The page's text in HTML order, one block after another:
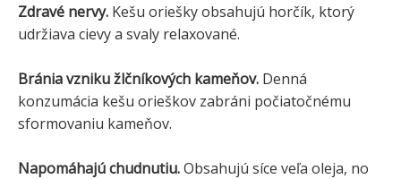
Zdravé nervy. Kešu oriešky obsahujú horčík, ktorý
udržiava cievy a svaly relaxované.
Bránia vzniku žlčníkových kameňov. Denná
konzumácia kešu orieškov zabráni počiatočnému
sformovaniu kameňov.
Napomáhajú chudnutiu.Obsahujú síce veľa oleja, no